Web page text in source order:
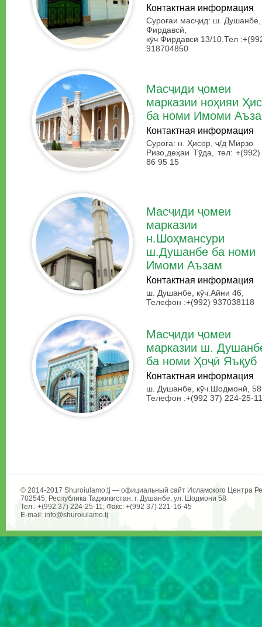
Контактная информация
Суроғаи масҷид: ш.
Фирдавсӣ,
кӯч Фирдавсӣ 13/10. Тел
918704850
Масҷиди ҷомеи
марказии ноҳияи
ба номи Имоми
Контактная информация
Суроға: н. Ҳисор, ҷ/д Мирзо
Ризо,деҳаи Тӯда, тел:
86 95 15
Масҷиди ҷомеи
марказии
н.Шоҳмансури
ш.Душанбе ба номи
Имоми Аъзам
Контактная информация
ш. Душанбе, кӯч.Айни 46,
Телефон :+(992) 937038118
Масҷиди ҷомеи
марказии ш.
ба номи Ҳоҷӣ Яъқуб
Контактная информация
ш. Душанбе, кӯч.Шодмонӣ, 58
Телефон :+(992 37) 224-25-11
© 2014-2017 Shuroiulamo.tj — официальный сайт Исламского Центра
702545, Республика Таджикистан, г. Душанбе, ул. Шодмони 58
Тел.: +(992 37) 224-25-11; Факс: +(992 37) 221-16-45
E-mail: info@shuroiulamo.tj